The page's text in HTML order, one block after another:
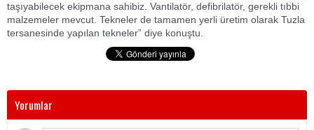
taşıyabilecek ekipmana sahibiz. Vantilatör, defibrilatör, gerekli tıbbi
malzemeler mevcut. Tekneler de tamamen yerli üretim olarak Tuzla
tersanesinde yapılan tekneler” diye konuştu.
Yorumlar